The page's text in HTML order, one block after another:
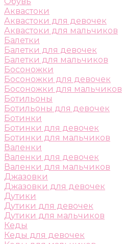
Аквастоки
Аквастоки для девочек
Аквастоки для мальчиков
Балетки
Балетки для девочек
Балетки для мальчиков
Босоножки
Босоножки для девочек
Босоножки для мальчиков
Ботильоны
Ботильоны для девочек
Ботинки
Ботинки для девочек
Ботинки для мальчиков
Валенки
Валенки для девочек
Валенки для мальчиков
Джазовки
Джазовки для девочек
Дутики
Дутики для девочек
Дутики для мальчиков
Кеды
Кеды для девочек